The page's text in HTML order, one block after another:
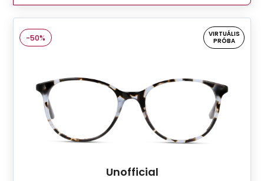
-50%
VIRTUÁLIS
PRÓBA
Unofficial